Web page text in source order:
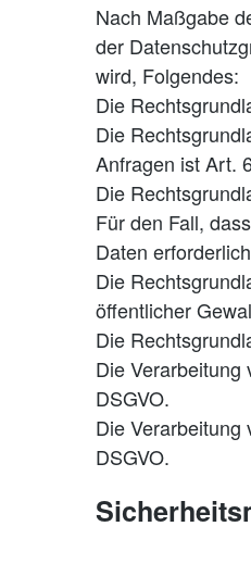
Nach Maßgabe
der
wird, Folgendes:
Die
Die
Anfragen ist Art.
Die
Für den Fall,
Daten
Die
öffentlicher
Die
Die
DSGVO.
Die
DSGVO.